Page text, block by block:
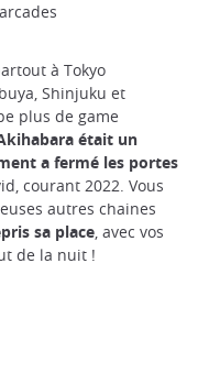
à Tokyo
Shinjuku et
plus de game
était un
a fermé les portes
courant 2022. Vous
autres chaines
sa place, avec vos
de la nuit !